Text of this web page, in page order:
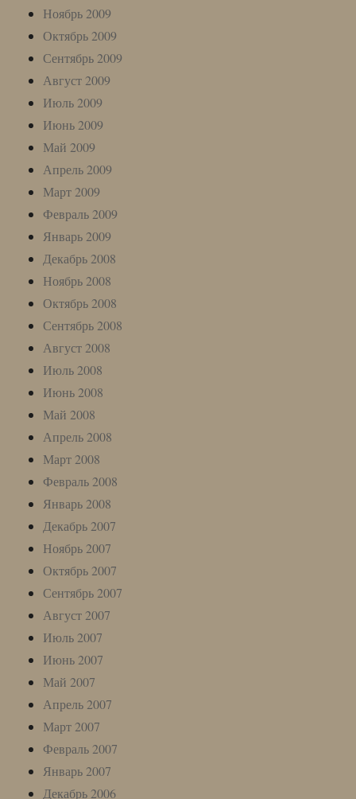
Ноябрь 2009
Октябрь 2009
Сентябрь 2009
Август 2009
Июль 2009
Июнь 2009
Май 2009
Апрель 2009
Март 2009
Февраль 2009
Январь 2009
Декабрь 2008
Ноябрь 2008
Октябрь 2008
Сентябрь 2008
Август 2008
Июль 2008
Июнь 2008
Май 2008
Апрель 2008
Март 2008
Февраль 2008
Январь 2008
Декабрь 2007
Ноябрь 2007
Октябрь 2007
Сентябрь 2007
Август 2007
Июль 2007
Июнь 2007
Май 2007
Апрель 2007
Март 2007
Февраль 2007
Январь 2007
Декабрь 2006